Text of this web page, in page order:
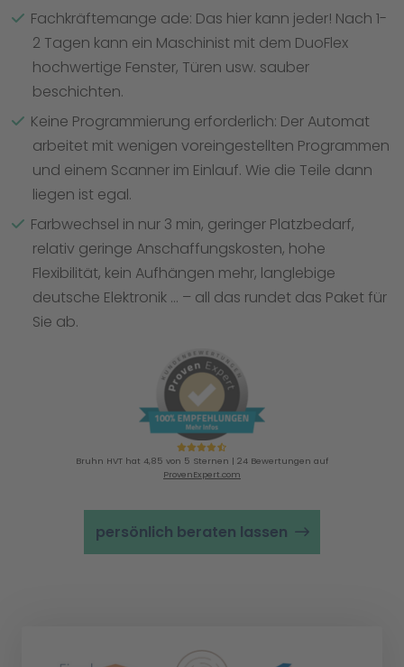
Fachkräftemange ade: Das hier kann jeder! Nach 1-
2 Tagen kann ein Maschinist mit dem DuoFlex
hochwertige Fenster, Türen usw. sauber
beschichten.
Keine Programmierung erforderlich: Der Automat
arbeitet mit wenigen voreingestellten Programmen
und einem Scanner im Einlauf. Wie die Teile dann
liegen ist egal.
Farbwechsel in nur 3 min, geringer Platzbedarf,
relativ geringe Anschaffungskosten, hohe
Flexibilität, kein Aufhängen mehr, langlebige
deutsche Elektronik … – all das rundet das Paket für
Sie ab.
Bruhn HVT hat 4,85 von 5 Sternen | 24 Bewertungen auf
ProvenExpert.com
persönlich beraten lassen